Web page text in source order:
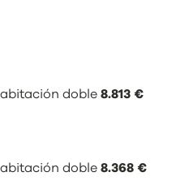
doble 8.813 €
doble 8.368 €